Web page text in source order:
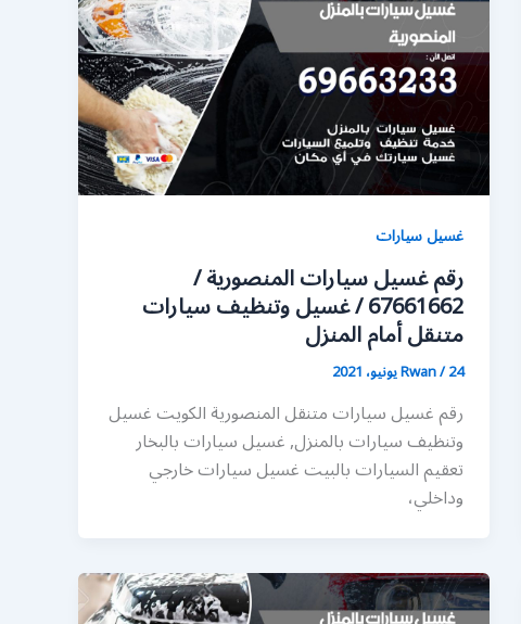
غسيل سيارات
رقم غسيل سيارات المنصورية /
67661662 / غسيل وتنظيف سيارات
متنقل أمام المنزل
Rwan/24 يونيو، 2021
رقم غسيل سيارات متنقل المنصورية الكويت غسيل
وتنظيف سيارات بالمنزل, غسيل سيارات بالبخار
تعقيم السيارات بالبيت غسيل سيارات خارجي
وداخلي،